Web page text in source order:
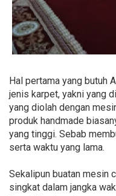
Hal pertama yang butuh
jenis karpet, yakni yang
yang diolah dengan
produk handmade
yang tinggi. Sebab
serta waktu yang lama.
Sekalipun buatan mesin
singkat dalam jangka